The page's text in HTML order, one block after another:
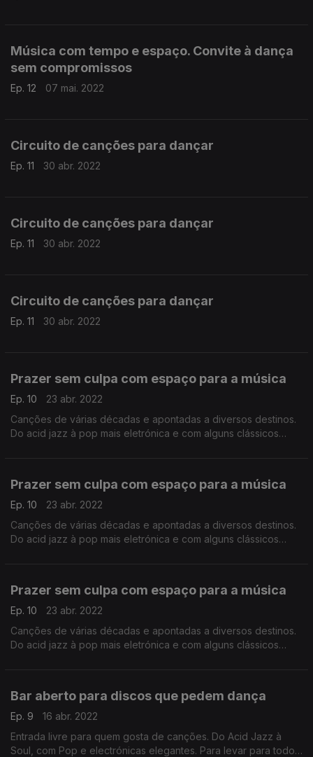
Música com tempo e espaço. Convite à dança
sem compromissos
Ep. 12 07 mai. 2022
Circuito de canções para dançar
Ep. 11 30 abr. 2022
Circuito de canções para dançar
Ep. 11 30 abr. 2022
Circuito de canções para dançar
Ep. 11 30 abr. 2022
Prazer sem culpa com espaço para a música
Ep. 10
23 abr. 2022
Canções de várias décadas e apontadas a diversos destinos.
Do acid jazz à pop mais eletrónica e com alguns clássicos
Prazer sem culpa com espaço para a música
Ep. 10
23 abr. 2022
Canções de várias décadas e apontadas a diversos destinos.
Do acid jazz à pop mais eletrónica e com alguns clássicos
Prazer sem culpa com espaço para a música
Ep. 10
23 abr. 2022
Canções de várias décadas e apontadas a diversos destinos.
Do acid jazz à pop mais eletrónica e com alguns clássicos
Bar aberto para discos que pedem dança
Ep. 9
16 abr. 2022
Entrada livre para quem gosta de canções. Do Acid Jazz à
Soul, com Pop e electrónicas elegantes. Para levar para todo